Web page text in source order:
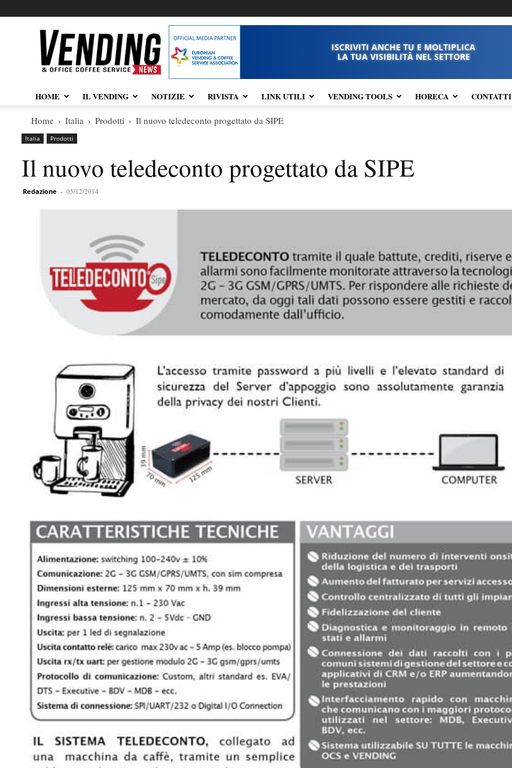
Vendingnews.it
ISCRIVITI ANCHE TU E MOLTIPLICA
LA TUA VISIBILITÀ NEL SETTORE
HOME IL VENDING NOTIZIE RIVISTA LINK UTILI VENDING TOOLS HORECA CONTATTI
Home Italia Prodotti Il nuovo teledeconto progettato da SIPE
Italia Prodotti
Il nuovo teledeconto progettato da SIPE
Redazione - 05/12/2014